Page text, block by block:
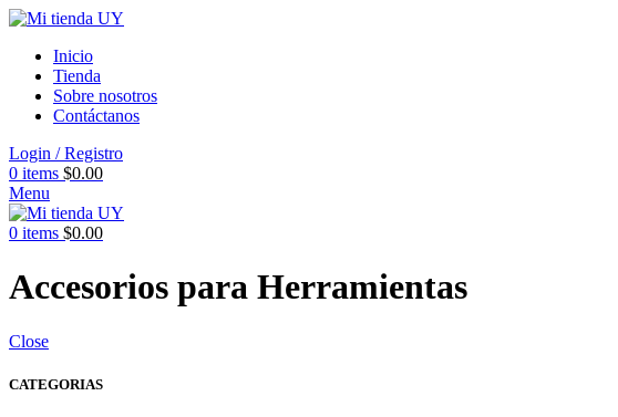
Inicio
Tienda
Sobre nosotros
Contáctanos
Login / Registro
0 items $0.00
Menu
0 items $0.00
Accesorios para Herramientas
Close
CATEGORIAS